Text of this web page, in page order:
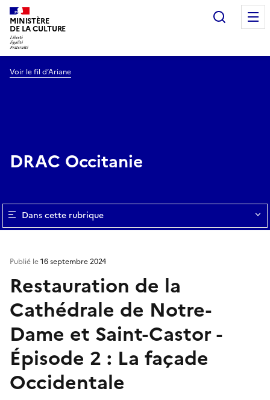
MINISTÈRE
DE LA CULTURE
Voir le fil d’Ariane
DRAC Occitanie
Dans cette rubrique
Restauration de la
Cathédrale de Notre-
Dame et Saint-Castor -
Épisode 2 : La façade
Occidentale
Publié le16 septembre 2024